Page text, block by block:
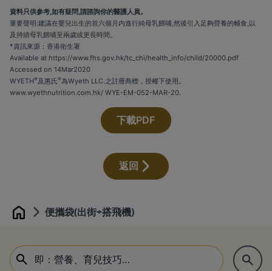
資料只供参考,如有疑問,請諮詢你的醫護人員。
重要聲明:建議在嬰兒出生的首六個月内進行純母乳餵哺,然後引入足夠營養的輔食,以
及持績母乳餵哺至兩歲或更長時間。
*資訊來源：香港衛生署
Available at https://www.fhs.gov.hk/tc_chi/health_info/child/20000.pdf
Accessed on 14Mar2020
WYETH® 及惠氏® 為Wyeth LLC.之註冊商標，授權下使用。
www.wyethnutrition.com.hk/ WYE-EM-052-MAR-20.
下載PDF
返回
Home 便攜袋(出街+搭飛機)